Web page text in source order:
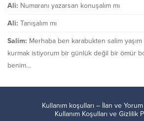
Ali: Numaranı yazarsan konuşalım mı
Ali: Tanışalım mı
Salim: Merhaba ben karabukten salim
kurmak istiyorum bir günlük değil bir ömür
benim...
Kullanım koşulları – İlan ve
Kullanım Koşulları ve Gizlilik